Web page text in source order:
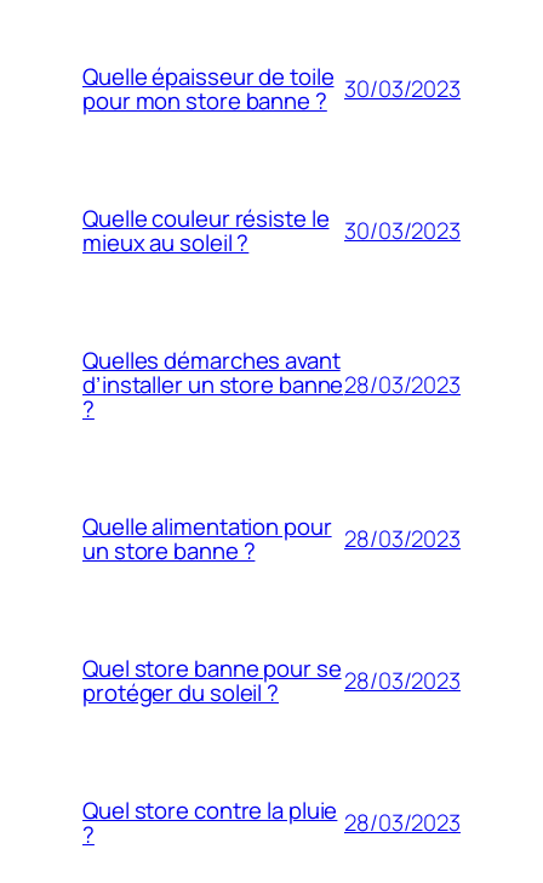
Quelle épaisseur de toile
pour mon store banne ? 30/03/2023
Quelle couleur résiste le
mieux au soleil ? 30/03/2023
Quelles démarches avant
d’installer un store banne
?
28/03/2023
Quelle alimentation pour
un store banne ? 28/03/2023
Quel store banne pour se
protéger du soleil ? 28/03/2023
Quel store contre la pluie
? 28/03/2023